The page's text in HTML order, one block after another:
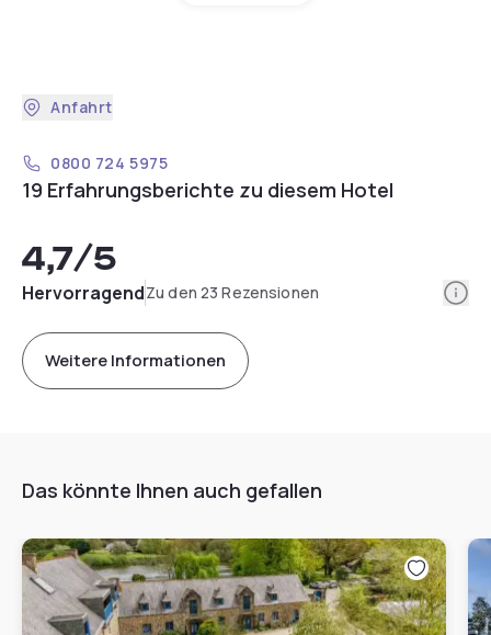
Anfahrt
0800 724 5975
19 Erfahrungsberichte zu diesem Hotel
4,7/5
HervorragendZu den 23 Rezensionen
Weitere Informationen
Das könnte Ihnen auch gefallen